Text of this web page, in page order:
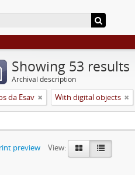
Showing 53 results
Archival description
da Esav With digital objects
preview
View: